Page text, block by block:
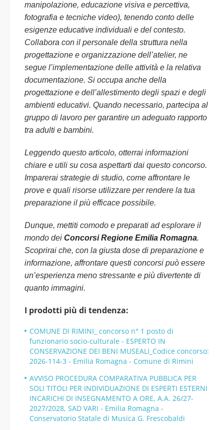
manipolazione, educazione visiva e percettiva,
fotografia e tecniche video), tenendo conto delle
esigenze educative individuali e del contesto.
Collabora con il personale della struttura nella
progettazione e organizzazione dell’atelier, ne
segue l’implementazione delle attività e la relativa
documentazione. Si occupa anche della
progettazione e dell’allestimento degli spazi e degli
ambienti educativi. Quando necessario, partecipa al
gruppo di lavoro per garantire un adeguato rapporto
tra adulti e bambini.
Leggendo questo articolo, otterrai informazioni
chiare e utili su cosa aspettarti dai questo concorso.
Imparerai strategie di studio, come affrontare le
prove e quali risorse utilizzare per rendere la tua
preparazione il più efficace possibile.
Dunque, mettiti comodo e preparati ad esplorare il
mondo dei Concorsi Regione Emilia Romagna.
Scoprirai che, con la giusta dose di preparazione e
informazione, affrontare questi concorsi può essere
un’esperienza meno stressante e più divertente di
quanto immagini.
I prodotti più di tendenza:
COMUNE DI RIMINI_ concorso n° 1 posto di
funzionario socio-culturale - ESPERTO IN
CONSERVAZIONE DEI BENI MUSEALI_Codice concorso:
2026-114-3 - Emilia Romagna - Comune di Rimini
AVVISO PROCEDURA COMPARATIVA PUBBLICA PER
SOLI TITOLI PER INDIVIDUAZIONE DI ESPERTI ESTERNI
INCARICHI DI INSEGNAMENTO A ORE, A.A. 26/27-
2027/2028, SAD VARI - Emilia Romagna -
Conservatorio Statale di Musica G. Frescobaldi